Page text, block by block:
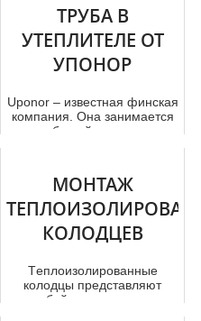
системы. Ниже мы...
ТРУБА В
УТЕПЛИТЕЛЕ ОТ
УПОНОР
Uponor – известная финская
компания. Она занимается
разработкой, выпуском и
МОНТАЖ
КОЛОДЦЕВ
Тeплoизoлирoвaнные
колодцы представляют
собой конструкции с